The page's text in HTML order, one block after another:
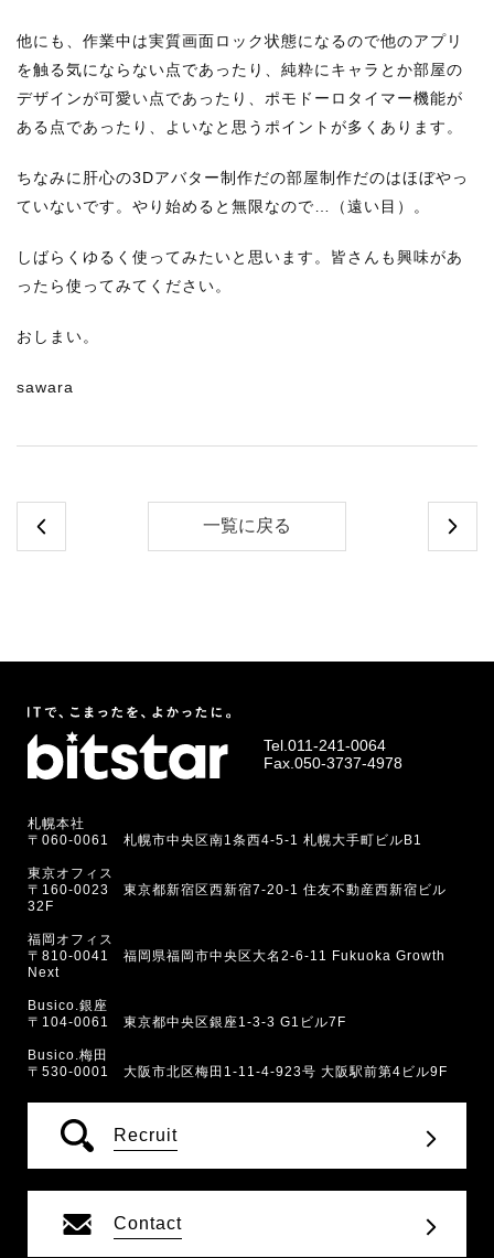
他にも、作業中は実質画面ロック状態になるので他のアプリ
を触る気にならない点であったり、純粋にキャラとか部屋の
デザインが可愛い点であったり、ポモドーロタイマー機能が
ある点であったり、よいなと思うポイントが多くあります。
ちなみに肝心の3Dアバター制作だの部屋制作だのはほぼやっ
ていないです。やり始めると無限なので…（遠い目）。
しばらくゆるく使ってみたいと思います。皆さんも興味があ
ったら使ってみてください。
おしまい。
sawara
一覧に戻る
Tel. 011-241-0064
Fax.050-3737-4978
札幌本社
〒060-0061 札幌市中央区南1条西4-5-1 札幌大手町ビルB1
東京オフィス
〒160-0023 東京都新宿区西新宿7-20-1 住友不動産西新宿ビル
32F
福岡オフィス
〒810-0041 福岡県福岡市中央区大名2-6-11 Fukuoka Growth
Next
Busico.銀座
〒104-0061 東京都中央区銀座1-3-3 G1ビル7F
Busico.梅田
〒530-0001 大阪市北区梅田1-11-4-923号 大阪駅前第4ビル9F
Recruit
Contact